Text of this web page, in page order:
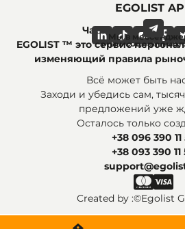
EGOLIST
Часто задаваемые
Мы в социальных
Мы в
EGOLIST ™ это сервис
изменяющий правила
Всё может быть
Заходи и убедись сам,
предложений уже
Осталось только
+38 096 390 11
+38 093 390 11
Created by :©Egolist